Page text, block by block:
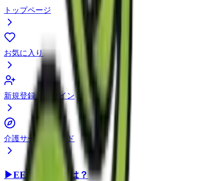
トップページ
お気に入り
新規登録・ログイン
介護サービスガイド
▶EEFUL DBとは？